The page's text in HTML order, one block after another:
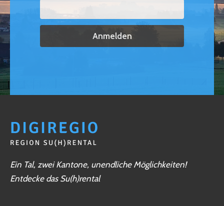
Ein Tal, zwei Kantone, unendliche Möglichkeiten!
Entdecke das Su(h)rental